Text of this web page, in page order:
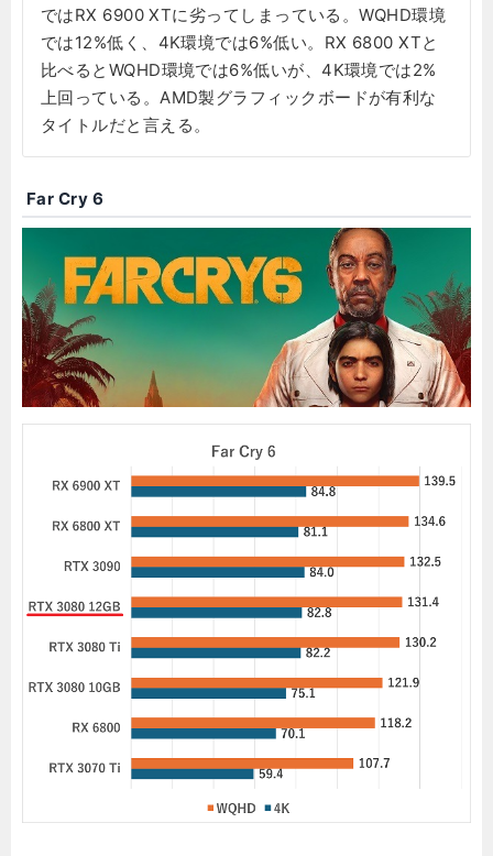
ではRX 6900 XTに劣ってしまっている。WQHD環境
では12%低く、4K環境では6%低い。RX 6800 XTと
比べるとWQHD環境では6%低いが、4K環境では2%
上回っている。AMD製グラフィックボードが有利な
タイトルだと言える。
Far Cry 6